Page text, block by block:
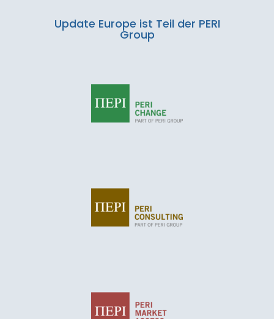
Update Europe ist Teil der PERI
Group